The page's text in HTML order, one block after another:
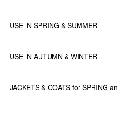
USE IN SPRING & SUMMER
USE IN AUTUMN & WINTER
JACKETS & COATS for SPRING